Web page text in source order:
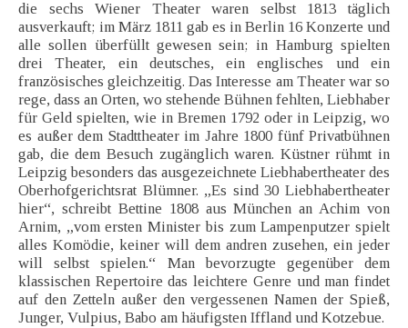
die sechs Wiener Theater waren selbst 1813 täglich
ausverkauft; im März 1811 gab es in Berlin 16 Konzerte und
alle sollen überfüllt gewesen sein; in Hamburg spielten
drei Theater, ein deutsches, ein englisches und ein
französisches gleichzeitig. Das Interesse am Theater war so
rege, dass an Orten, wo stehende Bühnen fehlten, Liebhaber
für Geld spielten, wie in Bremen 1792 oder in Leipzig, wo
es außer dem Stadttheater im Jahre 1800 fünf Privatbühnen
gab, die dem Besuch zugänglich waren. Küstner rühmt in
Leipzig besonders das ausgezeichnete Liebhabertheater des
Oberhofgerichtsrat Blümner. „Es sind 30 Liebhabertheater
hier“, schreibt Bettine 1808 aus München an Achim von
Arnim, „vom ersten Minister bis zum Lampenputzer spielt
alles Komödie, keiner will dem andren zusehen, ein jeder
will selbst spielen.“ Man bevorzugte gegenüber dem
klassischen Repertoire das leichtere Genre und man findet
auf den Zetteln außer den vergessenen Namen der Spieß,
Junger, Vulpius, Babo am häufigsten Iffland und Kotzebue.